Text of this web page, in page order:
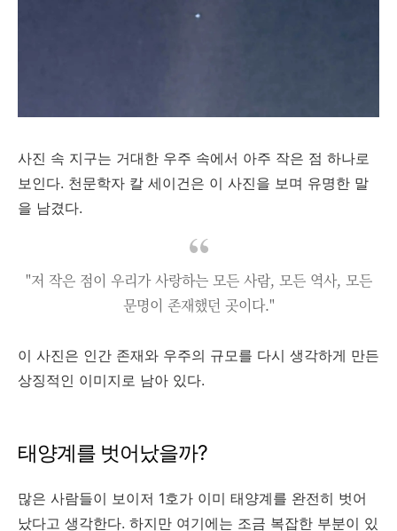
사진 속 지구는 거대한 우주 속에서 아주 작은 점 하나로
보인다. 천문학자 칼 세이건은 이 사진을 보며 유명한 말
을 남겼다.
"저 작은 점이 우리가 사랑하는 모든 사람, 모든 역사, 모든
문명이 존재했던 곳이다."
이 사진은 인간 존재와 우주의 규모를 다시 생각하게 만든
상징적인 이미지로 남아 있다.
태양계를 벗어났을까?
많은 사람들이 보이저 1호가 이미 태양계를 완전히 벗어
났다고 생각한다. 하지만 여기에는 조금 복잡한 부분이 있